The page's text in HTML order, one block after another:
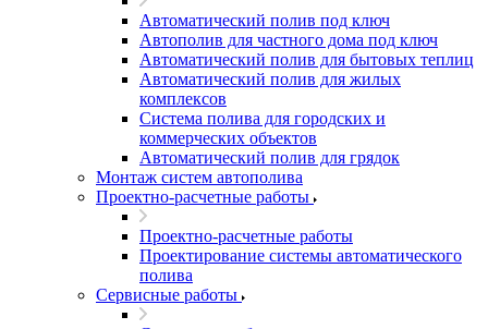
Автоматический полив под ключ
Автополив для частного дома под ключ
Автоматический полив для бытовых теплиц
Автоматический полив для жилых
комплексов
Система полива для городских и
коммерческих объектов
Автоматический полив для грядок
Монтаж систем автополива
Проектно-расчетные работы
Проектно-расчетные работы
Проектирование системы автоматического
полива
Сервисные работы